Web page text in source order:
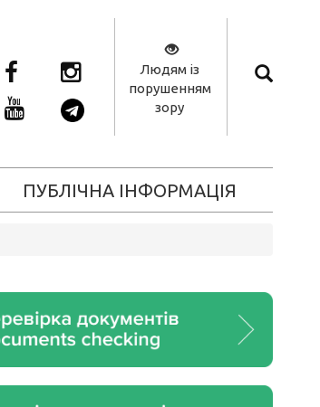
Людям із
порушенням
зору
ПУБЛІЧНА ІНФОРМАЦІЯ